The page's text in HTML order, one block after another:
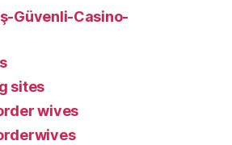
Güvenli-Casino-
sites
wives